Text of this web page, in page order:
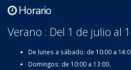
Horario
Verano : Del 1 de julio al
De lunes a sábado: de 10:00 a
Domingos: de 10:00 a 13:00.